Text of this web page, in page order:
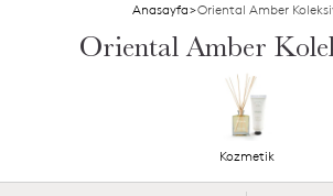
Anasayfa>Oriental Amber
Oriental Amber
Kozmetik